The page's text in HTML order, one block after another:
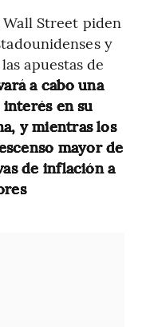
Street piden
y
apuestas de
a cabo una
interés en su
y mientras los
mayor de
de inflación a